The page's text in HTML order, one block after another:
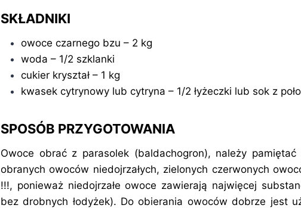
SKŁADNIKI
owoce czarnego bzu – 2 kg
woda – 1/2 szklanki
cukier kryształ – 1 kg
kwasek cytrynowy lub cytryna – 1/2 łyżeczki lub sok z
SPOSÓB PRZYGOTOWANIA
Owoce obrać z parasolek (baldachogron), należy
obranych owoców niedojrzałych, zielonych czerwonych
!!!, ponieważ niedojrzałe owoce zawierają najwięcej
bez drobnych łodyżek). Do obierania owoców dobrze jest